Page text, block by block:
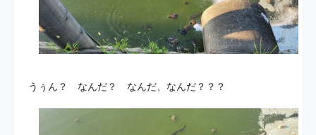
うぅん？ なんだ？ なんだ、なんだ？？？